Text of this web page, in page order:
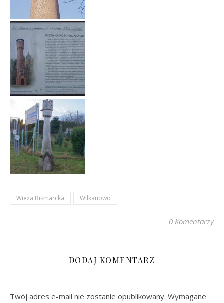
Wieża Bismarcka Wilkanowo
0 Komentarzy
DODAJ KOMENTARZ
Twój adres e-mail nie zostanie opublikowany. Wymagane